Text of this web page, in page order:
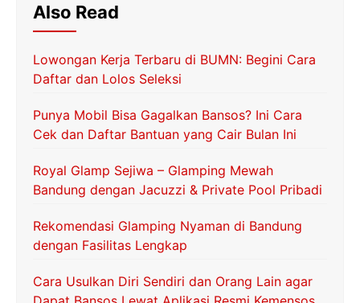
Also Read
Lowongan Kerja Terbaru di BUMN: Begini Cara
Daftar dan Lolos Seleksi
Punya Mobil Bisa Gagalkan Bansos? Ini Cara
Cek dan Daftar Bantuan yang Cair Bulan Ini
Royal Glamp Sejiwa – Glamping Mewah
Bandung dengan Jacuzzi & Private Pool Pribadi
Rekomendasi Glamping Nyaman di Bandung
dengan Fasilitas Lengkap
Cara Usulkan Diri Sendiri dan Orang Lain agar